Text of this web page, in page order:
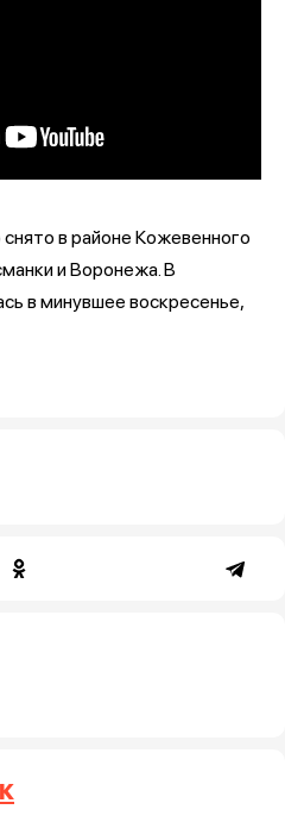
в районе Кожевенного
и Воронежа. В
в минувшее воскресенье,